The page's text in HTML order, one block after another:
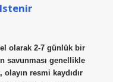
olarak 2-7 günlük bir
savunması genellikle
olayın resmi kaydıdır